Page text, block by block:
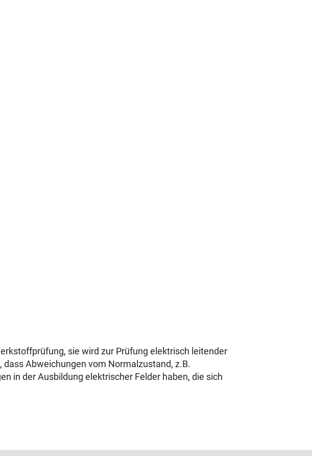
sie wird zur Prüfung elektrisch leitender
Abweichungen vom Normalzustand, z.B.
in der Ausbildung elektrischer Felder haben, die sich